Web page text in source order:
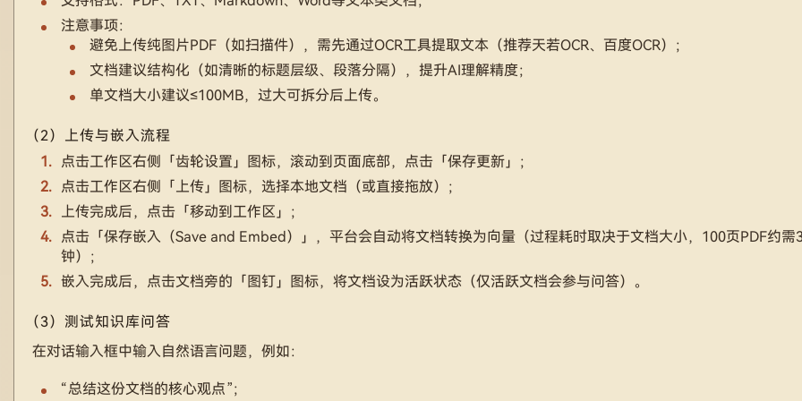
注意事项：
避免上传纯图片PDF（如扫描件），需先通过OCR工具提取文本（推荐天若OCR、百度OCR）；
文档建议结构化（如清晰的标题层级、段落分隔），提升AI理解精度；
单文档大小建议≤100MB，过大可拆分后上传。
（2）上传与嵌入流程
点击工作区右侧「齿轮设置」图标，滚动到页面底部，点击「保存更新」；
点击工作区右侧「上传」图标，选择本地文档（或直接拖放）；
上传完成后，点击「移动到工作区」；
点击「保存嵌入（Save and Embed）」，平台会自动将文档转换为向量（过程耗时取决于文档大小，100页PDF约需
钟）；
嵌入完成后，点击文档旁的「图钉」图标，将文档设为活跃状态（仅活跃文档会参与问答）。
（3）测试知识库问答
在对话输入框中输入自然语言问题，例如：
“总结这份文档的核心观点”；